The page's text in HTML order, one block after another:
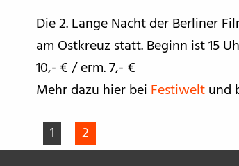
Die 2. Lange Nacht der Berliner
am Ostkreuz statt. Beginn ist 15
10,- € / erm. 7,- €
Mehr dazu hier bei Festiweltund
1
2